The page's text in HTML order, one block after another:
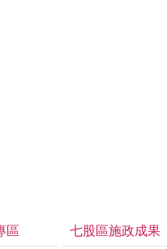
區 七股區施政成果